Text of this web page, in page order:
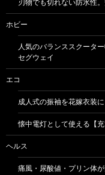
刃物でも切れない防水性
ホビー
人気のバランススクータ
セグウェイ
エコ
成人式の振袖を花嫁衣装
懐中電灯として使える【充
ヘルス
痛風・尿酸値・プリン体